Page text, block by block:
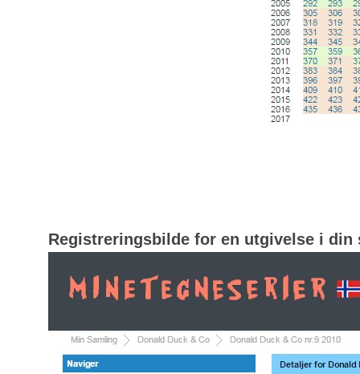
Registreringsbilde for en utgivelse i din